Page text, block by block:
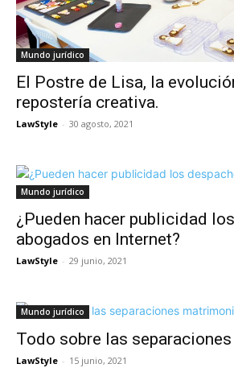
Mundo jurídico
El Postre de Lisa, la
repostería creativa.
LawStyle - 30 agosto, 2021
Mundo jurídico
¿Pueden hacer publicidad
abogados en Internet?
LawStyle - 29 junio, 2021
Mundo jurídico
Todo sobre las
LawStyle - 15 junio, 2021